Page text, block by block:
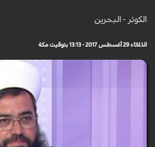
الكوثر - البحرين
الثلاثاء 29 أغسطس 2017 - 13:13 بتوقيت مكة